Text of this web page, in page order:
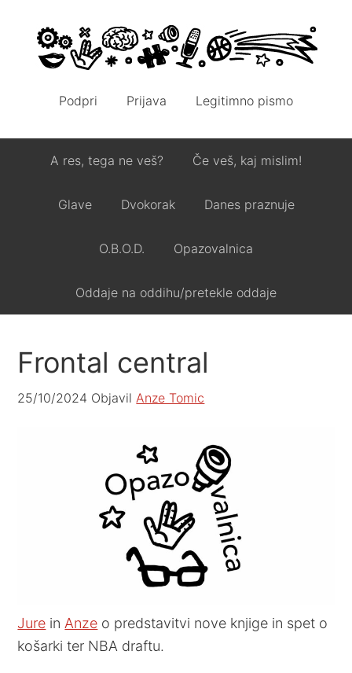
Podpri Prijava Legitimno pismo
A res, tega ne veš? Če veš, kaj mislim!
Glave Dvokorak Danes praznuje
O.B.O.D. Opazovalnica
Oddaje na oddihu/pretekle oddaje
Frontal central
25/10/2024 ObjavilAnze Tomic
Jure in Anze o predstavitvi nove knjige in spet o
košarki ter NBA draftu.